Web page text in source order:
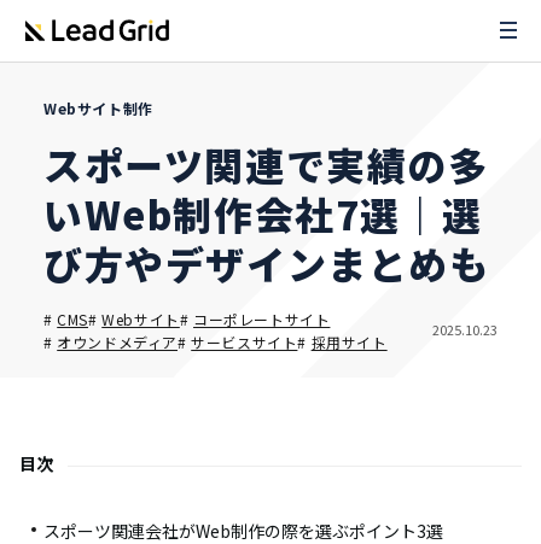
Webサイト制作
スポーツ関連で実績の多
いWeb制作会社7選｜選
び方やデザインまとめも
#CMS#Webサイト# コーポレートサイト
# オウンドメディア#サービスサイト# 採用サイト
2025.10.23
目次
スポーツ関連会社がWeb制作の際を選ぶポイント3選